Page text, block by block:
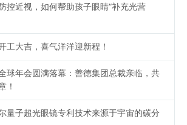
控近视，如何帮助孩子眼睛“补充光营
工大吉，喜气洋洋迎新程！
球年会圆满落幕：善德集团总裁亲临，共
！
量子超光眼镜专利技术来源于宇宙的碳分